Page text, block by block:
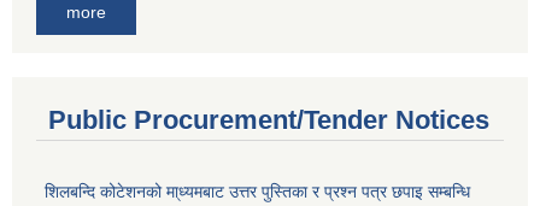
more
Public Procurement/Tender Notices
शिलबन्दि कोटेशनको मा्ध्यमबाट उत्तर पुस्तिका र प्रश्न पत्र छपाइ सम्बन्धि